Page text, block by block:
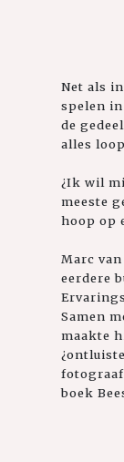
Net als
spelen
de
alles
¿Ik wil
meeste
hoop op
Marc
eerdere
Samen
maakte
boek